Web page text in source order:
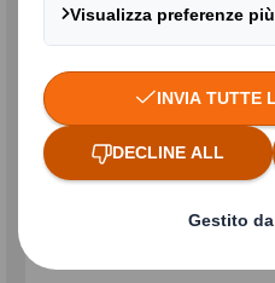
Le nostre azioni
MAGGIORI
Contattaci